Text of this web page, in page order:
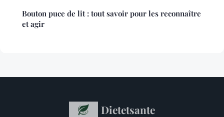
Bouton puce de lit : tout savoir pour les reconnaître
et agir
Dietetsante